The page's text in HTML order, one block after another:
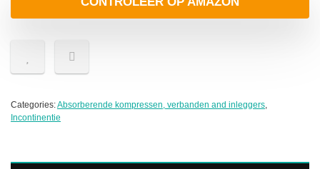
Categories:Absorberende kompressen, verbanden and inleggers,
Incontinentie